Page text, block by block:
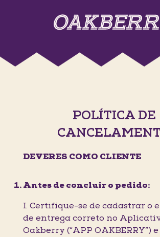
POLÍTICA DE
DEVERES COMO CLIENTE
Antes de concluir o pedido:
I. Certifique-se de cadastrar o
de entrega correto no
Oakberry (“APP OAKBERRY”)